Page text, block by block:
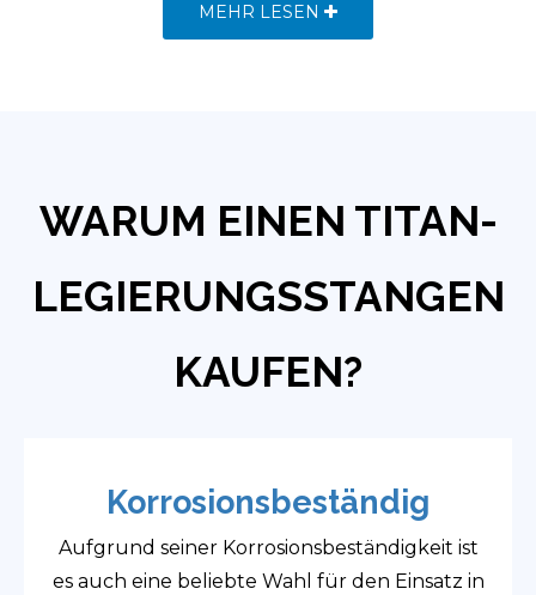
MEHR LESEN
WARUM EINEN TITAN-
LEGIERUNGSSTANGEN
KAUFEN?
Korrosionsbeständig
Aufgrund seiner Korrosionsbeständigkeit ist
es auch eine beliebte Wahl für den Einsatz in